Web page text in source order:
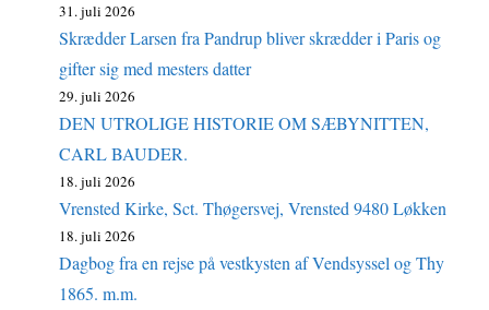
31. juli 2026
Skrædder Larsen fra Pandrup bliver skrædder i Paris og
gifter sig med mesters datter
29. juli 2026
DEN UTROLIGE HISTORIE OM SÆBYNITTEN,
CARL BAUDER.
18. juli 2026
Vrensted Kirke, Sct. Thøgersvej, Vrensted 9480 Løkken
18. juli 2026
Dagbog fra en rejse på vestkysten af Vendsyssel og Thy
1865. m.m.